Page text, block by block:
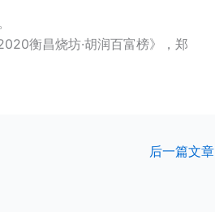
衡昌烧坊·胡润百富榜》，郑
后一篇文章